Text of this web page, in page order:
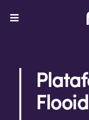
Toggle
Platform
Solutions
Services
Flooid